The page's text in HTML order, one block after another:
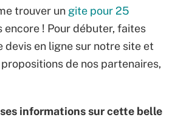
trouver un gite pour 25
encore ! Pour débuter, faites
devis en ligne sur notre site et
propositions de nos partenaires,
informations sur cette belle